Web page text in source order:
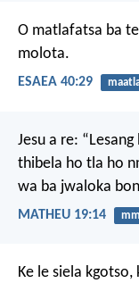
O matlafatsa ba
molota.
ESAEA 40:29
Jesu a re:
thibela ho tla ho
wa ba jwaloka
MATHEU 19:14
Ke le siela